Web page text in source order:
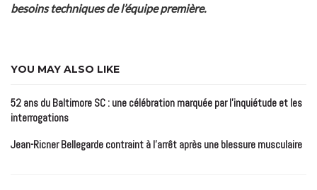
besoins techniques de l’équipe première.
YOU MAY ALSO LIKE
52 ans du Baltimore SC : une célébration marquée par l’inquiétude et les
interrogations
Jean-Ricner Bellegarde contraint à l’arrêt après une blessure musculaire